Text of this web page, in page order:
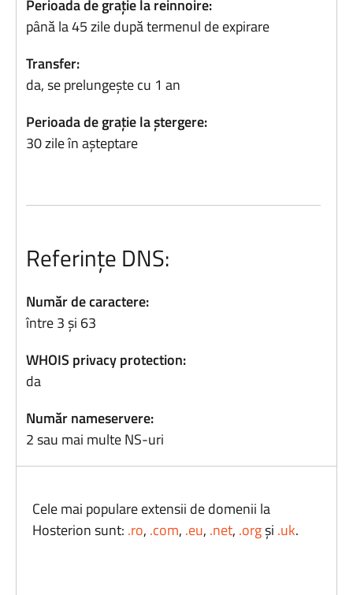
Perioada de grație la reinnoire:
până la 45 zile după termenul de expirare
Transfer:
da, se prelungește cu 1 an
Perioada de grație la ștergere:
30 zile în așteptare
Referințe DNS:
Număr de caractere:
între 3 și 63
WHOIS privacy protection:
da
Număr nameservere:
2 sau mai multe NS-uri
Cele mai populare extensii de domenii la
Hosterion sunt: .ro, .com, .eu, .net, .orgși .uk.